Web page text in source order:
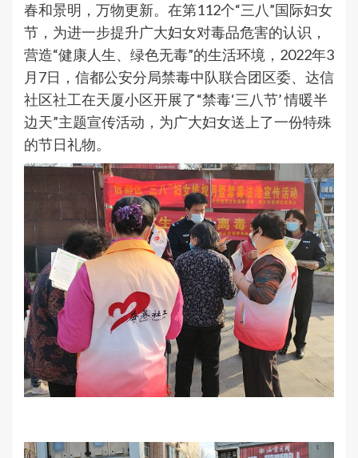
春和景明，万物更新。在第112个“三八”国际妇女
节，为进一步提升广大妇女对毒品危害的认识，
营造“健康人生、绿色无毒”的生活环境，2022年3
月7日，信都公安分局禁毒中队联合团区委、达信
社区社工在天厦小区开展了“禁毒‘三八节’ 情暖半
边天”主题宣传活动，为广大妇女送上了一份特殊
的节日礼物。